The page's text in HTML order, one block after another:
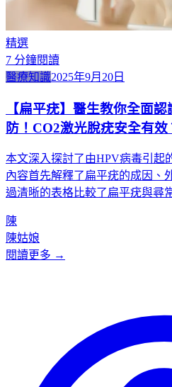
精選
7 分鐘閱讀
醫療知識2025年9月20日
【扁平疣】醫生教你全面
防！CO2激光脫疣安全有效
本文深入探討了由HPV病毒引
內容首先解釋了扁平疣的成因、
過清晰的表格比較了扁平疣與尋
物、手術切除，並重點分析了二
準、安全及微創優勢。文章強調
性，並說明了術前術後的護理要
陳
陳姑娘
閱讀更多 →